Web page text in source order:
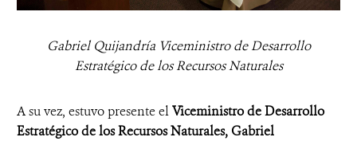
Gabriel Quijandría Viceministro de Desarrollo
Estratégico de los Recursos Naturales
A su vez, estuvo presente elViceministro de Desarrollo
Estratégico de los Recursos Naturales, Gabriel